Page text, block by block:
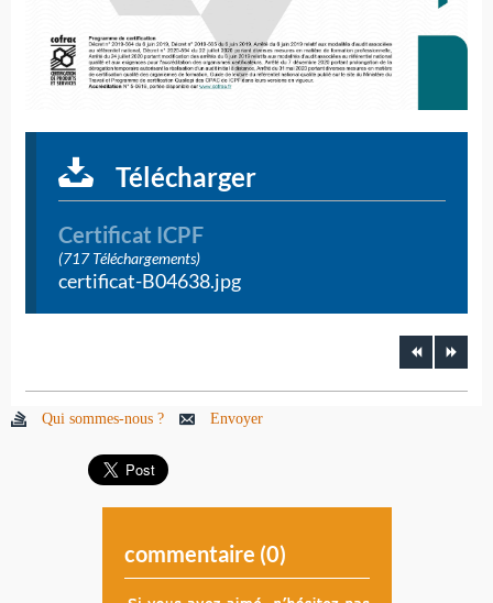
Télécharger
Certificat ICPF
(717 Téléchargements)
certificat-B04638.jpg
Qui sommes-nous ? Envoyer
commentaire (0)